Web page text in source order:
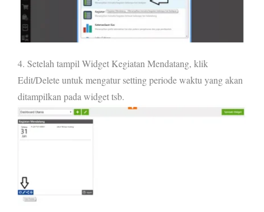
4. Setelah tampil Widget Kegiatan Mendatang, klik
Edit/Delete untuk mengatur setting periode waktu yang akan
ditampilkan pada widget tsb.